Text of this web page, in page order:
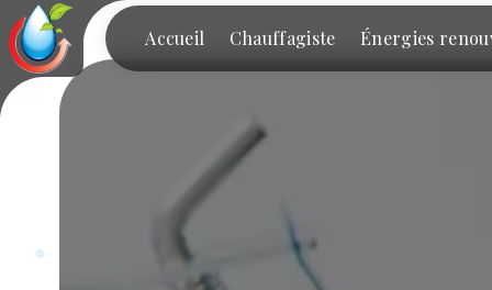
Accueil Chauffagiste Énergies
Panneau de gestion des cookies